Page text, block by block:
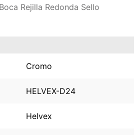
Rejilla Redonda Sello
Cromo
HELVEX-D24
Helvex